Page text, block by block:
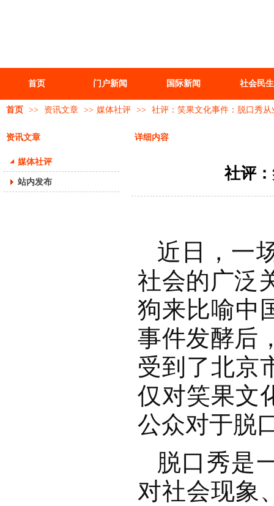
首页 门户新闻 国际新闻 社会民生
首页 >> 资讯文章 >> 媒体社评 >> 社评：笑果文化事件：脱口秀
资讯文章
媒体社评
站内发布
详细内容
社评
近日，一
社会的广泛
狗来比喻中
事件发酵后
受到了北京
仅对笑果文
公众对于脱
脱口秀是
对社会现象